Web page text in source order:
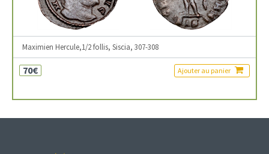
Maximien Hercule,1/2 follis, Siscia, 307-308
70€ Ajouter au panier